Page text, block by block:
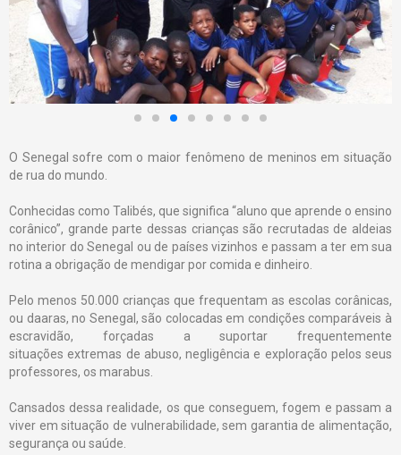
O Senegal sofre com o maior fenômeno de meninos em situação
de rua do mundo.
Conhecidas como Talibés, que significa “aluno que aprende o ensino
corânico”, grande parte dessas crianças são recrutadas de aldeias
no interior do Senegal ou de países vizinhos e passam a ter em sua
rotina a obrigação de mendigar por comida e dinheiro.
Pelo menos 50.000 crianças que frequentam as escolas corânicas,
ou daaras, no Senegal, são colocadas em condições comparáveis à
escravidão, forçadas a suportar frequentemente
situações extremas de abuso, negligência e exploração pelos seus
professores, os marabus.
Cansados dessa realidade, os que conseguem, fogem e passam a
viver em situação de vulnerabilidade, sem garantia de alimentação,
segurança ou saúde.